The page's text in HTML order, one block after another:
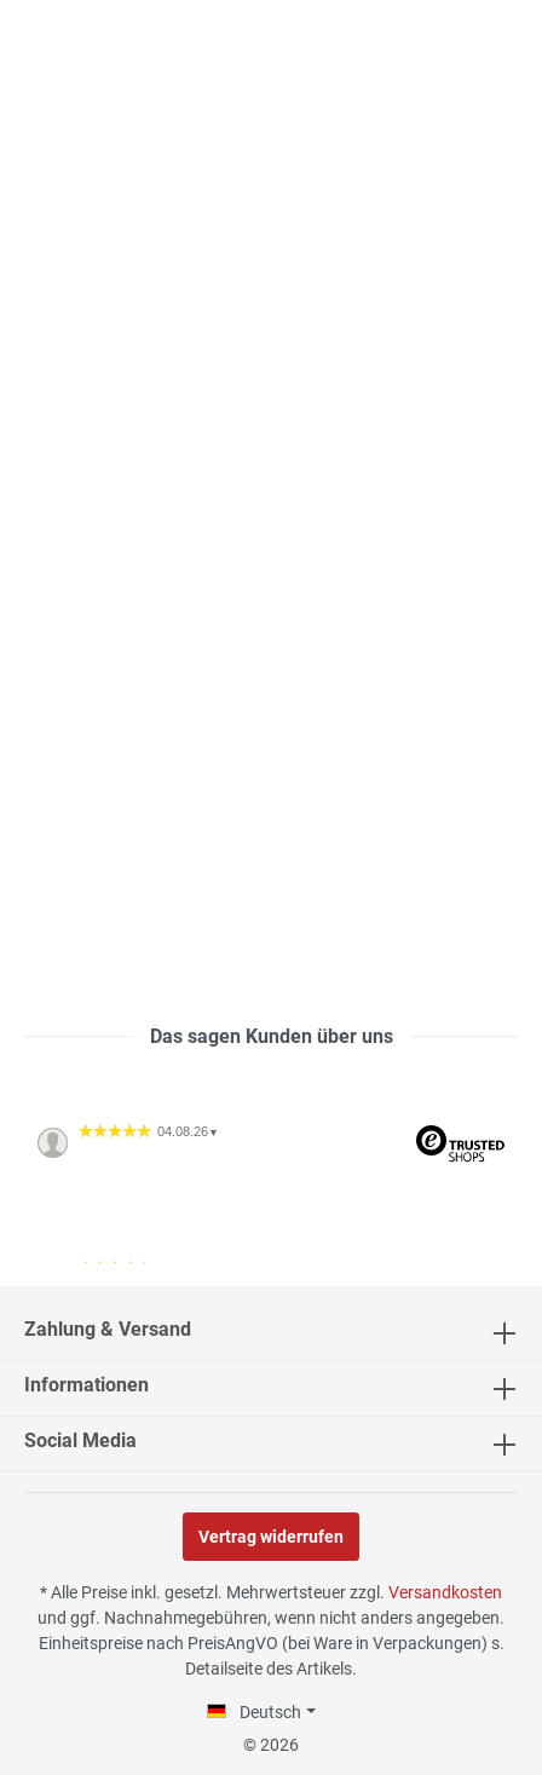
Das sagen Kunden über uns
04.08.26 ▼
30.07.26▼
29.07.26
funktioniert, und Qualität
Zahlung & Versand
Informationen
Social Media
Vertrag widerrufen
* Alle Preise inkl. gesetzl. Mehrwertsteuer zzgl. Versandkosten
und ggf. Nachnahmegebühren, wenn nicht anders angegeben.
Einheitspreise nach PreisAngVO (bei Ware in Verpackungen) s.
Detailseite des Artikels.
Deutsch
© 2026